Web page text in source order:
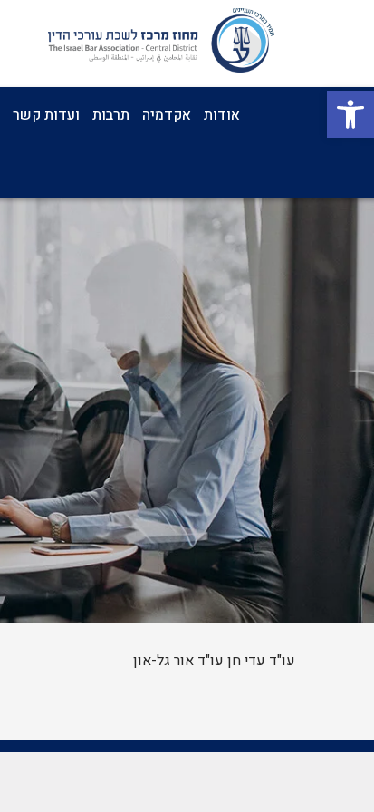
פתח סרגל נגישות אודות אקדמיה תרבות ועדות קשר
עו"ד עדי חן עו"ד אור גל-און